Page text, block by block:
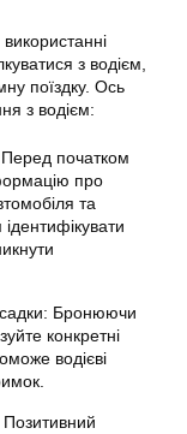
з водієм,
поїздку. Ось
з водієм:
початком
про
та
Бронюючи
конкретні
водієві